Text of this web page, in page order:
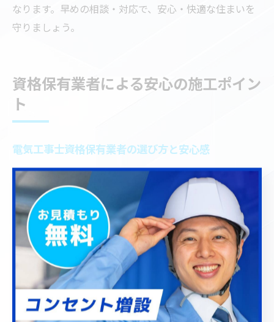
なります。早めの相談・対応で、安心・快適な住まいを
守りましょう。
資格保有業者による安心の施工ポイン
ト
電気工事士資格保有業者の選び方と安心感
浴室やトイレの換気扇交換を依頼する際、最も重視すべ
きは電気工事士の国家資格を保有している業者かどうか
です。資格がある業者は、法令や安全基準に則った施工
が可能であり、事故やトラブルのリスクを大幅に下げる
ことができます。特に埼玉県川口市の地元密着型業者
は、迅速な対応やアフターサービスの面でも安心感が高
い傾向があります。
選定時には、業者のホームページや見積もり時に「第二